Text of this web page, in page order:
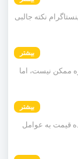
نکته جالبی
بیشتر
ممکن نیست، اما
بیشتر
قیمت به عوامل